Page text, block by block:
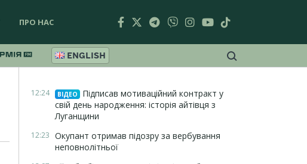
ПРО НАС
ENGLISH
12:24 ВІДЕО
Підписав мотиваційний контракт у
свій день народження: історія айтівця з
Луганщини
12:23 Окупант отримав підозру за вербування
неповнолітньої